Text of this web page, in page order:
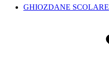
GHIOZDANE SCOLARE